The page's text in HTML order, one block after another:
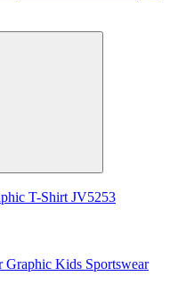
T-Shirt JV5253